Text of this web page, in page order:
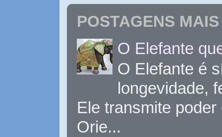
POSTAGENS
O Elefante
O Elefante é
longevidade,
Ele transmite
Orie...